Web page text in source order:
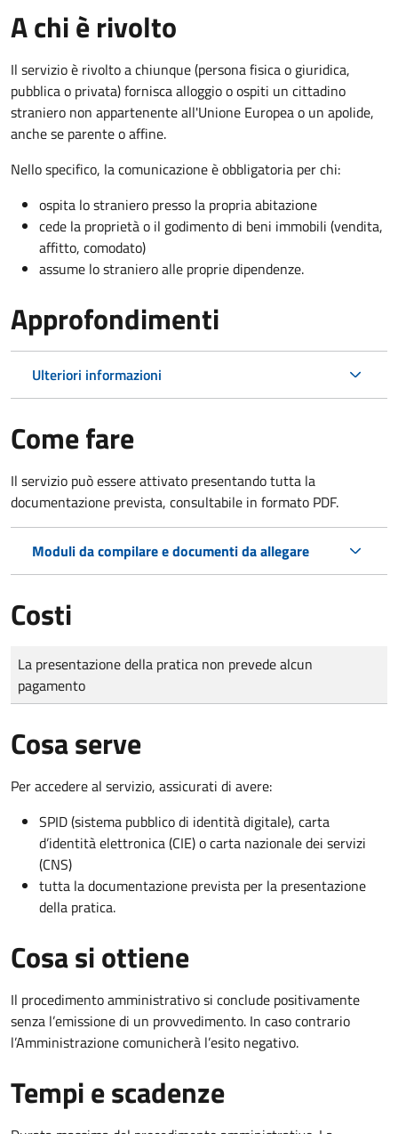
A chi è rivolto
Il servizio è rivolto a chiunque (persona fisica o giuridica,
pubblica o privata) fornisca alloggio o ospiti un cittadino
straniero non appartenente all'Unione Europea o un apolide,
anche se parente o affine.
Nello specifico, la comunicazione è obbligatoria per chi:
ospita lo straniero presso la propria abitazione
cede la proprietà o il godimento di beni immobili (vendita,
affitto, comodato)
assume lo straniero alle proprie dipendenze.
Approfondimenti
Ulteriori informazioni
Come fare
Il servizio può essere attivato presentando tutta la
documentazione prevista, consultabile in formato PDF.
Moduli da compilare e documenti da allegare
Costi
Tipo di pagamento
Importo
La presentazione della pratica non prevede alcun
pagamento
Cosa serve
Per accedere al servizio, assicurati di avere:
SPID (sistema pubblico di identità digitale), carta
d’identità elettronica (CIE) o carta nazionale dei servizi
(CNS)
tutta la documentazione prevista per la presentazione
della pratica.
Cosa si ottiene
Il procedimento amministrativo si conclude positivamente
senza l’emissione di un provvedimento. In caso contrario
l’Amministrazione comunicherà l’esito negativo.
Tempi e scadenze